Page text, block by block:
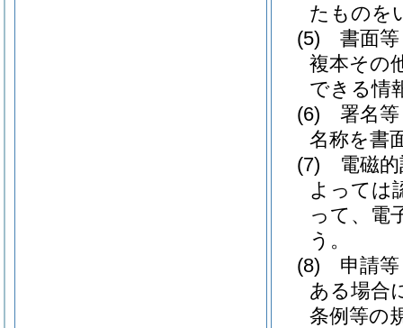
たものを
(5)
書面
複本その
できる情
(6)
署名
名称を書
(7)
電磁
よっては
って、電
う。
(8)
申請
ある場合
条例等の